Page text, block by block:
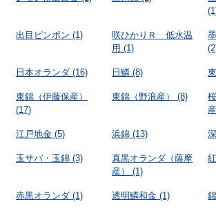
出目ピンポン (1)
咲ひかりＲ 低水温
用 (1)
日本オランダ (16) 日鱗 (8)
東錦（伊藤保産）
(17)
東錦（野浪産） (8)
江戸地金 (5) 浜錦 (13)
玉サバ・玉錦 (3)
真黒オランダ（薩摩
産）
(1)
赤黒オランダ (1) 透明鱗和金 (1)